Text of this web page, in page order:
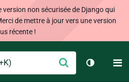
non sécurisée de Django qui
de mettre à jour vers une version
récente !
Envoyer
Changer